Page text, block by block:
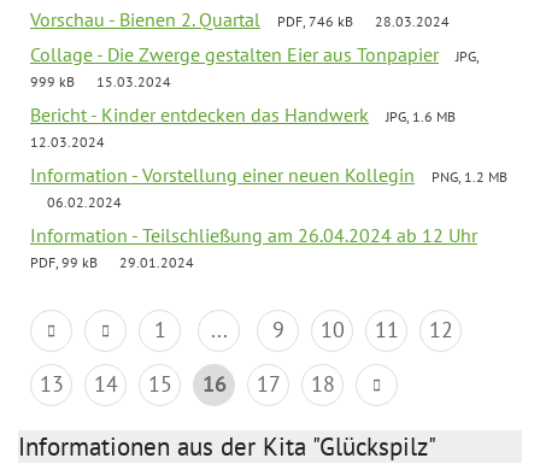
Vorschau - Bienen 2. Quartal PDF, 746 kB 28.03.2024
Collage - Die Zwerge gestalten Eier aus Tonpapier
JPG,
999 kB
15.03.2024
Bericht - Kinder entdecken das Handwerk
JPG, 1.6 MB
12.03.2024
Information - Vorstellung einer neuen Kollegin
PNG, 1.2 MB
06.02.2024
Information - Teilschließung am 26.04.2024 ab 12 Uhr
PDF, 99 kB 29.01.2024
1 ... 9 10 11
12
13
14 15 16 17 18
Informationen aus der Kita "Glückspilz"